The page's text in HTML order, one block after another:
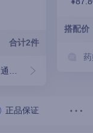
合计2件
搭配价
正品保证